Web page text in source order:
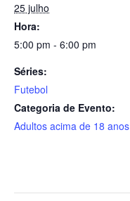
25 julho
Hora:
5:00 pm - 6:00 pm
Séries:
Futebol
Categoria de Evento:
Adultos acima de 18 anos